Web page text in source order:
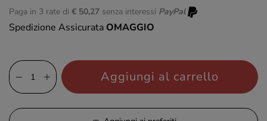
Paga in 3 rate di € 50,27 senza interessi PayPal
Spedizione Assicurata OMAGGIO
Aggiungi al carrello